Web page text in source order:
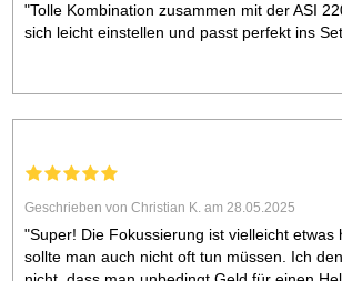
"Tolle Kombination zusammen mit der ASI
sich leicht einstellen und passt perfekt ins
Geschrieben von Christian K. am 28.05.2025
"Super! Die Fokussierung ist vielleicht etwas
sollte man auch nicht oft tun müssen. Ich